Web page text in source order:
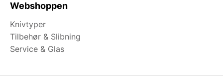
Webshoppen
Knivtyper
Tilbehør & Slibning
Service & Glas